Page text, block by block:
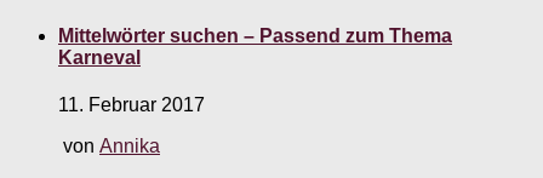
Mittelwörter suchen – Passend zum Thema
Karneval
11. Februar 2017
von Annika